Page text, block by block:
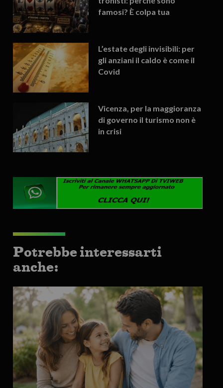
famosi? È colpa tua
L’estate degli invisibili: per
gli anziani il caldo è come il
Covid
Vicenza, per la maggioranza
di governo il turismo non è
in crisi
Potrebbe interessarti
anche: